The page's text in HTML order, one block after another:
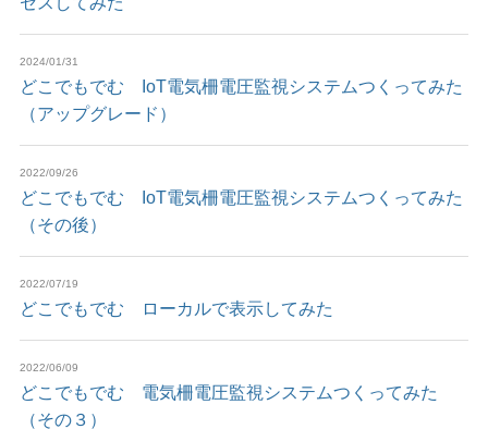
2024/01/31
どこでもでむ IoT電気柵電圧監視システムつくってみた
（アップグレード）
2022/09/26
どこでもでむ IoT電気柵電圧監視システムつくってみた
（その後）
2022/07/19
どこでもでむ ローカルで表示してみた
2022/06/09
どこでもでむ 電気柵電圧監視システムつくってみた
（その３）